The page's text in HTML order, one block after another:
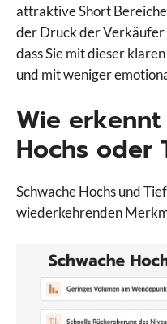
attraktive Short
der Druck der Verkäufer
dass Sie mit dieser
und mit weniger
Wie erkennt
Hochs oder
Schwache Hochs und
wiederkehrenden